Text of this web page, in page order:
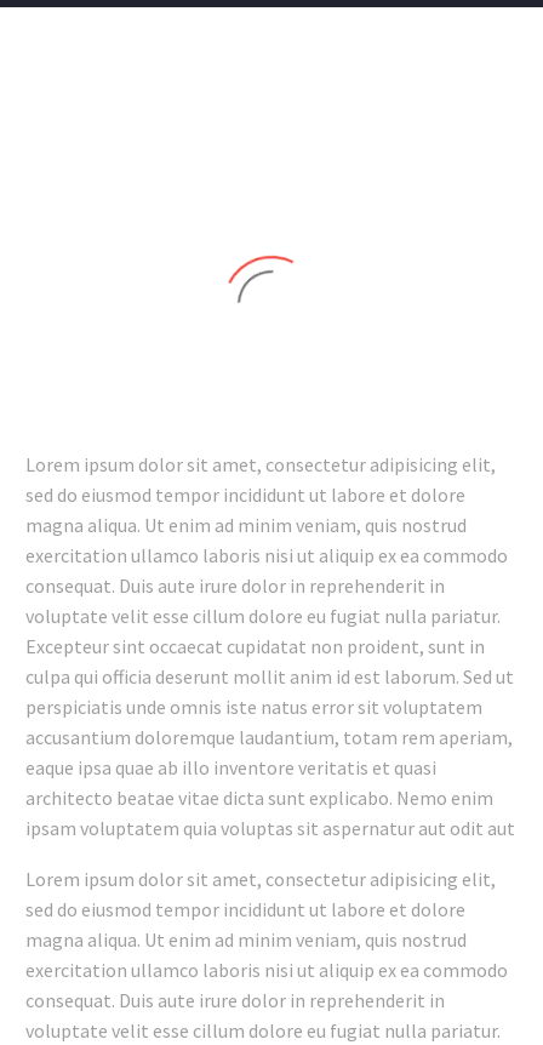
Lorem ipsum dolor sit amet, consectetur adipisicing elit,
sed do eiusmod tempor incididunt ut labore et dolore
magna aliqua. Ut enim ad minim veniam, quis nostrud
exercitation ullamco laboris nisi ut aliquip ex ea commodo
consequat. Duis aute irure dolor in reprehenderit in
voluptate velit esse cillum dolore eu fugiat nulla pariatur.
Excepteur sint occaecat cupidatat non proident, sunt in
culpa qui officia deserunt mollit anim id est laborum. Sed ut
perspiciatis unde omnis iste natus error sit voluptatem
accusantium doloremque laudantium, totam rem aperiam,
eaque ipsa quae ab illo inventore veritatis et quasi
architecto beatae vitae dicta sunt explicabo. Nemo enim
ipsam voluptatem quia voluptas sit aspernatur aut odit aut
Lorem ipsum dolor sit amet, consectetur adipisicing elit,
sed do eiusmod tempor incididunt ut labore et dolore
magna aliqua. Ut enim ad minim veniam, quis nostrud
exercitation ullamco laboris nisi ut aliquip ex ea commodo
consequat. Duis aute irure dolor in reprehenderit in
voluptate velit esse cillum dolore eu fugiat nulla pariatur.